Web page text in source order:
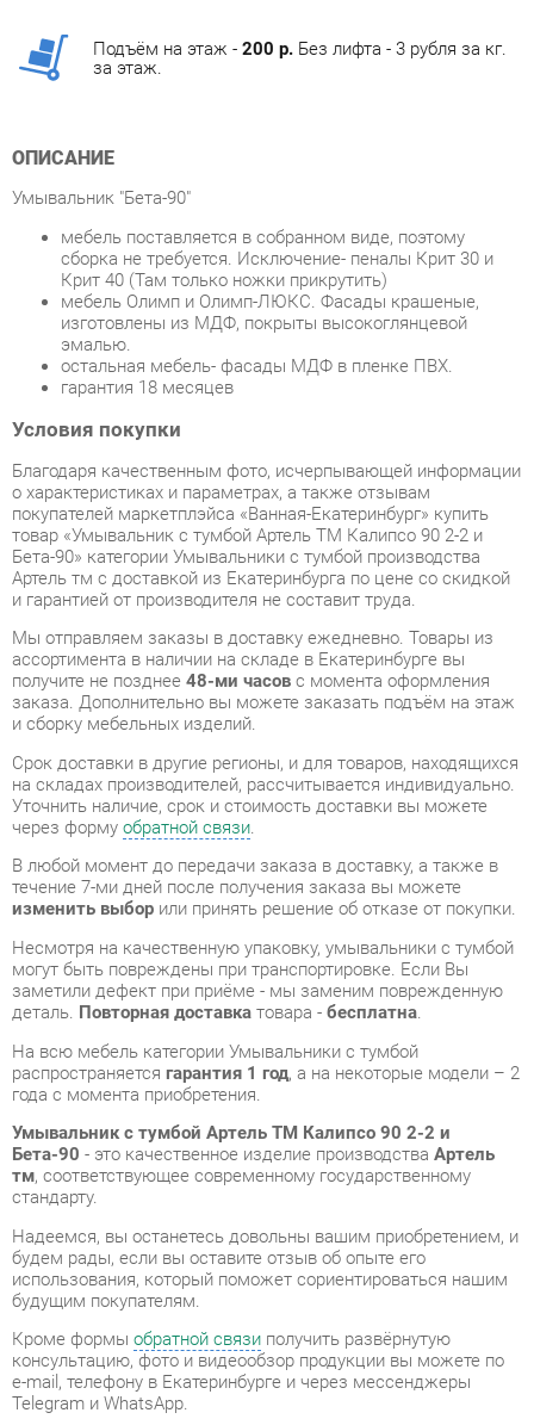
мебель поставляется в собранном виде, поэтому
сборка не требуется. Исключение- пеналы Крит 30 и
Крит 40 (Там только ножки прикрутить)
мебель Олимп и Олимп-ЛЮКС. Фасады крашеные,
изготовлены из МДФ, покрыты высокоглянцевой
эмалью.
остальная мебель- фасады МДФ в пленке ПВХ.
гарантия 18 месяцев
Условия покупки
Благодаря качественным фото, исчерпывающей информации
покупателей маркетплэйса «Ванная-Екатеринбург» купить
Бета-90» категории Умывальники с тумбой производства
Артель тм с доставкой из Екатеринбурга по цене со скидкой
и гарантией от производителя не составит труда.
Мы отправляем заказы в доставку ежедневно. Товары из
ассортимента в наличии на складе в Екатеринбурге вы
получите не позднее48-ми часовс момента оформления
заказа. Дополнительно вы можете заказать подъём на этаж
и сборку мебельных изделий.
Срок доставки в другие регионы, и для товаров, находящихся
на складах производителей, рассчитывается индивидуально.
Уточнить наличие, срок и стоимость доставки вы можете
через формуобратной связи.
В любой момент до передачи заказа в доставку, а также в
течение 7-ми дней после получения заказа вы можете
изменить выборили принять решение об отказе от покупки.
могут быть повреждены при транспортировке. Если Вы
заметили дефект при приёме - мы заменим поврежденную
деталь.Повторная доставкатовара -бесплатна.
На всю мебель категории Умывальники с тумбой
распространяетсягарантия 1 год, а на некоторые модели – 2
года с момента приобретения.
Умывальник с тумбой Артель ТМ Калипсо 90 2-2 и
Бета-90 - это качественное изделие производстваАртель
тм, соответствующее современному государственному
стандарту.
Надеемся, вы останетесь довольны вашим приобретением, и
будем рады, если вы оставите отзыв об опыте его
использования, который поможет сориентироваться нашим
будущим покупателям.
Кроме формы
получить развёрнутую
консультацию, фото и видеообзор продукции вы можете по
e-mail, телефону в Екатеринбурге и через мессенджеры
Telegram и WhatsApp.
в нашем шоу-руме и купить Умывальник с тумбой Артель ТМ
Калипсо 90 2-2 и Бета-90, самостоятельно забрав его с
нашего центрального склада в г. Екатеринбург. Полный
список адресов и магазинов смотрите на странице